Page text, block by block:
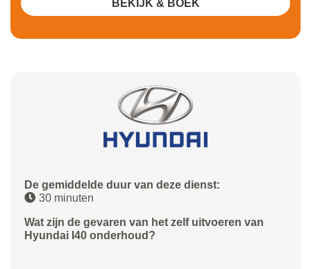
De gemiddelde duur van deze dienst:
30 minuten
Wat zijn de gevaren van het zelf uitvoeren van
Hyundai I40 onderhoud?
BEKIJK & BOEK